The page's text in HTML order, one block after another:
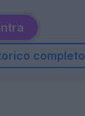
completo